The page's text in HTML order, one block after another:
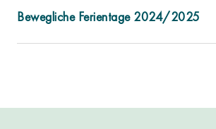
Bewegliche Ferientage 2024/2025